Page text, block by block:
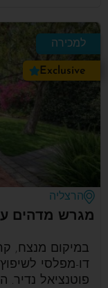
למכירה
Exclusive
הרצליה
מגרש מדהים
במיקום מנצח,
דו-מפלסי
פוטנציאל נדיר.